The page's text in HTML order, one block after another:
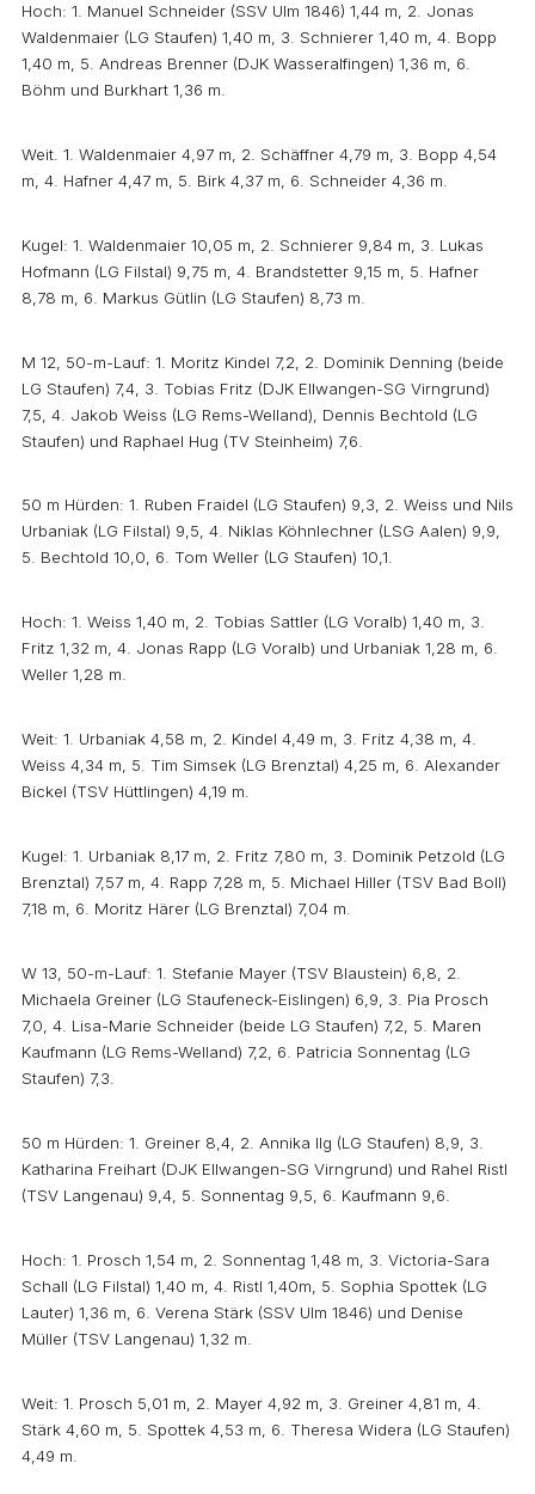
Hoch: 1. Manuel Schneider (SSV Ulm 1846) 1,44 m, 2. Jonas
Waldenmaier (LG Staufen) 1,40 m, 3. Schnierer 1,40 m, 4. Bopp
1,40 m, 5. Andreas Brenner (DJK Wasseralfingen) 1,36 m, 6.
Böhm und Burkhart 1,36 m.
Weit. 1. Waldenmaier 4,97 m, 2. Schäffner 4,79 m, 3. Bopp 4,54
m, 4. Hafner 4,47 m, 5. Birk 4,37 m, 6. Schneider 4,36 m.
Kugel: 1. Waldenmaier 10,05 m, 2. Schnierer 9,84 m, 3. Lukas
Hofmann (LG Filstal) 9,75 m, 4. Brandstetter 9,15 m, 5. Hafner
8,78 m, 6. Markus Gütlin (LG Staufen) 8,73 m.
M 12, 50-m-Lauf: 1. Moritz Kindel 7,2, 2. Dominik Denning (beide
LG Staufen) 7,4, 3. Tobias Fritz (DJK Ellwangen-SG Virngrund)
7,5, 4. Jakob Weiss (LG Rems-Welland), Dennis Bechtold (LG
Staufen) und Raphael Hug (TV Steinheim) 7,6.
50 m Hürden: 1. Ruben Fraidel (LG Staufen) 9,3, 2. Weiss und Nils
Urbaniak (LG Filstal) 9,5, 4. Niklas Köhnlechner (LSG Aalen) 9,9,
5. Bechtold 10,0, 6. Tom Weller (LG Staufen) 10,1.
Hoch: 1. Weiss 1,40 m, 2. Tobias Sattler (LG Voralb) 1,40 m, 3.
Fritz 1,32 m, 4. Jonas Rapp (LG Voralb) und Urbaniak 1,28 m, 6.
Weller 1,28 m.
Weit: 1. Urbaniak 4,58 m, 2. Kindel 4,49 m, 3. Fritz 4,38 m, 4.
Weiss 4,34 m, 5. Tim Simsek (LG Brenztal) 4,25 m, 6. Alexander
Bickel (TSV Hüttlingen) 4,19 m.
Kugel: 1. Urbaniak 8,17 m, 2. Fritz 7,80 m, 3. Dominik Petzold (LG
Brenztal) 7,57 m, 4. Rapp 7,28 m, 5. Michael Hiller (TSV Bad Boll)
7,18 m, 6. Moritz Härer (LG Brenztal) 7,04 m.
W 13, 50-m-Lauf: 1. Stefanie Mayer (TSV Blaustein) 6,8, 2.
Michaela Greiner (LG Staufeneck-Eislingen) 6,9, 3. Pia Prosch
7,0, 4. Lisa-Marie Schneider (beide LG Staufen) 7,2, 5. Maren
Kaufmann (LG Rems-Welland) 7,2, 6. Patricia Sonnentag (LG
Staufen) 7,3.
50 m Hürden: 1. Greiner 8,4, 2. Annika Ilg (LG Staufen) 8,9, 3.
Katharina Freihart (DJK Ellwangen-SG Virngrund) und Rahel Ristl
(TSV Langenau) 9,4, 5. Sonnentag 9,5, 6. Kaufmann 9,6.
Hoch: 1. Prosch 1,54 m, 2. Sonnentag 1,48 m, 3. Victoria-Sara
Schall (LG Filstal) 1,40 m, 4. Ristl 1,40m, 5. Sophia Spottek (LG
Lauter) 1,36 m, 6. Verena Stärk (SSV Ulm 1846) und Denise
Müller (TSV Langenau) 1,32 m.
Weit: 1. Prosch 5,01 m, 2. Mayer 4,92 m, 3. Greiner 4,81 m, 4.
Stärk 4,60 m, 5. Spottek 4,53 m, 6. Theresa Widera (LG Staufen)
4,49 m.